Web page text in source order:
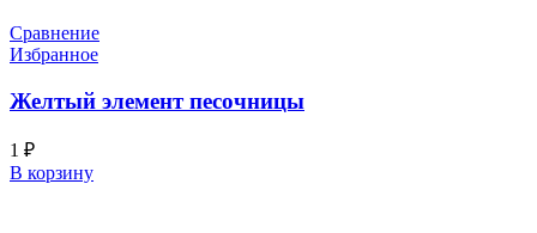
Сравнение
Избранное
Желтый элемент песочницы
1 ₽
В корзину